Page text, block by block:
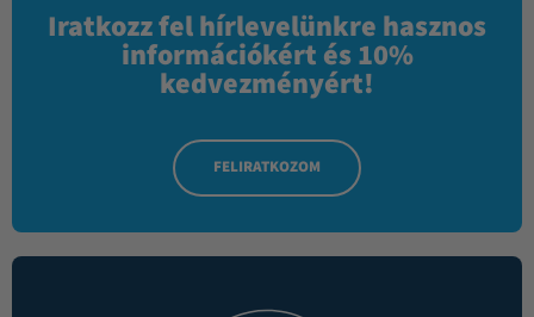
Iratkozz fel hírlevelünkre hasznos
információkért és 10%
kedvezményért!
FELIRATKOZOM